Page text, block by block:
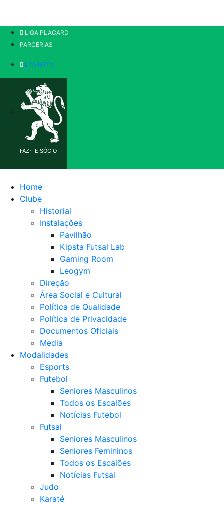
LIGA PLACARD
PARCERIAS
LPS NFT's
FAZ-TE SÓCIO
Home
Clube
Historial
Instalações
Pavilhão
Kipsta Futsal Lab
Gaming Room
Leogym
Direção
Área Social e Cultural
Política de Qualidade
Política de Privacidade
Documentos Oficiais
Media
Modalidades
Esports
Futebol
Seniores Masculinos
Todos os Escalões
Notícias Futebol
Futsal
Seniores Masculinos
Seniores Femininos
Todos os Escalões
Notícias Futsal
Judo
Karaté